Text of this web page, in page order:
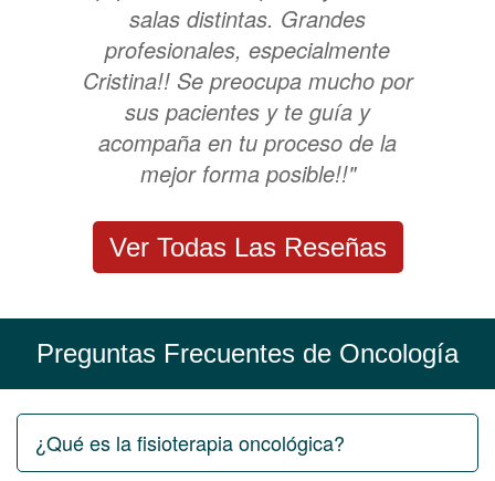
salas distintas. Grandes
profesionales, especialmente
Cristina!! Se preocupa mucho por
sus pacientes y te guía y
acompaña en tu proceso de la
mejor forma posible!!"
Ver Todas Las Reseñas
Preguntas Frecuentes de Oncología
¿Qué es la fisioterapia oncológica?